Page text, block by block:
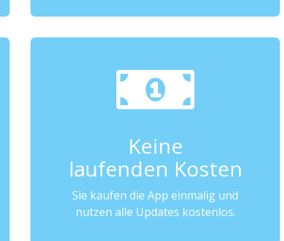
Keine
laufenden Kosten
Sie kaufen die App einmalig und
nutzen alle Updates kostenlos.